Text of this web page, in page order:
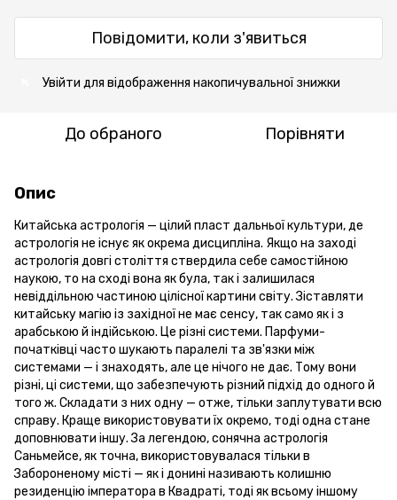
Повідомити, коли з'явиться
Увійти для відображення накопичувальної знижки
До обраного Порівняти
Опис
Китайська астрологія — цілий пласт дальньої культури, де
астрологія не існує як окрема дисципліна. Якщо на заході
астрологія довгі століття ствердила себе самостійною
наукою, то на сході вона як була, так і залишилася
невіддільною частиною цілісної картини світу. Зіставляти
китайську магію із західної не має сенсу, так само як і з
арабською й індійською. Це різні системи. Парфуми-
початківці часто шукають паралелі та зв'язки між
системами — і знаходять, але це нічого не дає. Тому вони
різні, ці системи, що забезпечують різний підхід до одного й
того ж. Складати з них одну — отже, тільки заплутувати всю
справу. Краще використовувати їх окремо, тоді одна стане
доповнювати іншу. За легендою, сонячна астрологія
Саньмейсе, як точна, використовувалася тільки в
Забороненому місті — як і донині називають колишню
резиденцію імператора в Квадраті, тоді як всьому іншому